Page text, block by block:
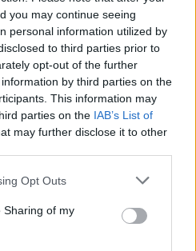
you may continue seeing
personal information utilized by
to third parties prior to
opt-out of the further
by third parties on the
This information may
parties on the IAB’s List of
may further disclose it to other
app uses one or more Google
behaviour. You may click to
and its third-party tags to
purposes in below Google
Opt Outs
Sharing of my
indultál, és beérnéd a
egész nap ezt
mondja el, annál